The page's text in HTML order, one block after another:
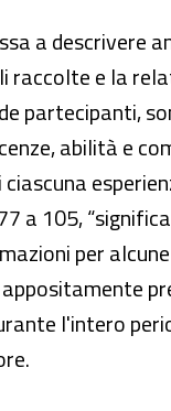
a descrivere
raccolte e la
partecipanti,
abilità e
a 105,
per
l'intero